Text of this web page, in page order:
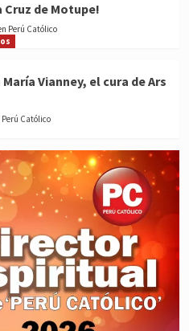
Cruz de Motupe!
Perú Católico
Vianney, el cura de Ars
Perú Católico